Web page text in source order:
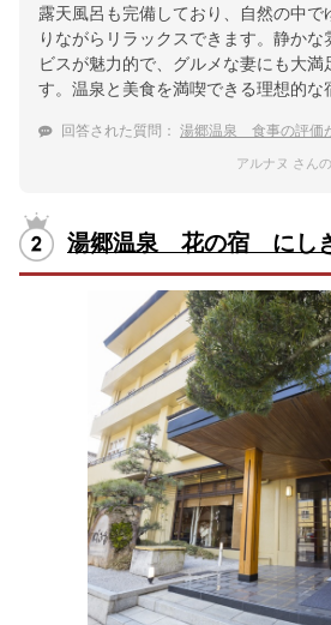
露天風呂も完備しており、自然の中
りながらリラックスできます。静か
ビスが魅力的で、グルメな妻にも大
す。温泉と美食を満喫できる理想的な
回答された質問： 湯郷温泉 食事の評価が
アルナヌ さん
湯郷温泉 花の宿 にし